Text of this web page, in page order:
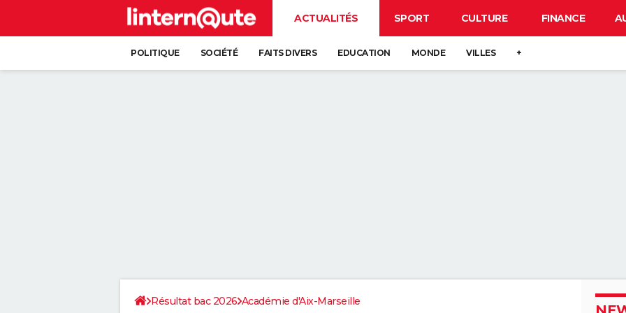
ACTUALITÉS SPORT CULTURE FINANCE
POLITIQUE SOCIÉTÉ FAITS DIVERS EDUCATION MONDE VILLES +
Résultat bac 2026 Académie d'Aix-Marseille